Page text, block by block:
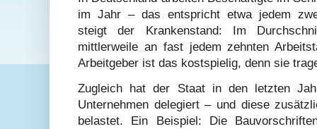
im Jahr – das entspricht etwa jedem
steigt der Krankenstand: Im
mittlerweile an fast jedem zehnten
Arbeitgeber ist das kostspielig, denn sie
Zugleich hat der Staat in den letzten
Unternehmen delegiert – und diese
belastet. Ein Beispiel: Die